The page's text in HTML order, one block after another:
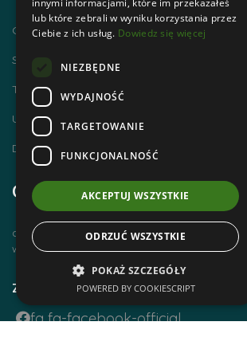
Chodzimy po górach i zdobywamy GOT
Szlaki Tatr Polskich
Tatrzańskie Centrum Szlaków
Ubezpieczenie NNW dla członków PTTK
Dworzec Tatrzański
Godziny otwarcia
czynne od poniedziałku do piątku
w godz. 8 00 – 14 00
Zobacz również
fa fa-facebook-official
innymi informacjami, które im przekazałeś
lub które zebrali w wyniku korzystania przez
Ciebie z ich usług. Dowiedz się więcej
NIEZBĘDNE
WYDAJNOŚĆ
TARGETOWANIE
FUNKCJONALNOŚĆ
AKCEPTUJ WSZYSTKIE
ODRZUĆ WSZYSTKIE
POKAŻ SZCZEGÓŁY
POWERED BY COOKIESCRIPT